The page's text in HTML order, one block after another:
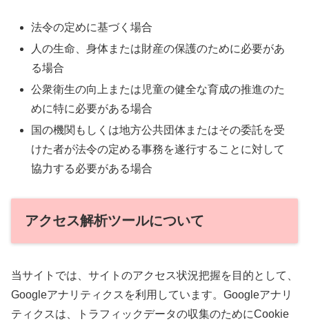
法令の定めに基づく場合
人の生命、身体または財産の保護のために必要があ
る場合
公衆衛生の向上または児童の健全な育成の推進のた
めに特に必要がある場合
国の機関もしくは地方公共団体またはその委託を受
けた者が法令の定める事務を遂行することに対して
協力する必要がある場合
アクセス解析ツールについて
当サイトでは、サイトのアクセス状況把握を目的として、
Googleアナリティクスを利用しています。Googleアナリ
ティクスは、トラフィックデータの収集のためにCookie